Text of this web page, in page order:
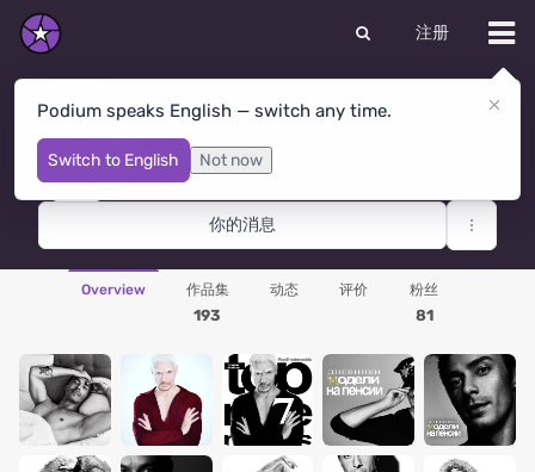
注册
Podium speaks English — switch any time.
Switch to English Not now
Алексей Аксенов
Moscow· 俄罗斯联邦
你的消息
Overview 作品集
193
动态 评价 粉丝
81